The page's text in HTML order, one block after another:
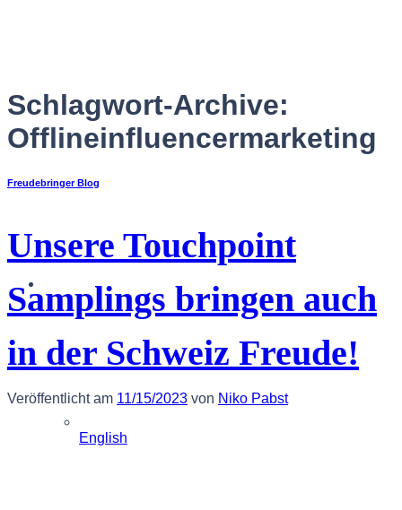
Deutsch
English
Schlagwort-Archive:
Offlineinfluencermarketing
Freudebringer Blog
Unsere Touchpoint
Samplings bringen auch
in der Schweiz Freude!
Veröffentlicht am 11/15/2023 von Niko Pabst